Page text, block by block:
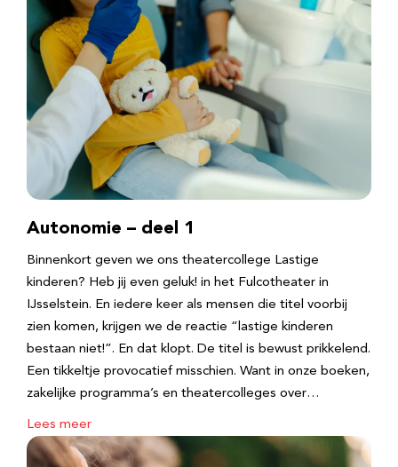
Autonomie – deel 1
Binnenkort geven we ons theatercollege Lastige
kinderen? Heb jij even geluk! in het Fulcotheater in
IJsselstein. En iedere keer als mensen die titel voorbij
zien komen, krijgen we de reactie “lastige kinderen
bestaan niet!”. En dat klopt. De titel is bewust prikkelend.
Een tikkeltje provocatief misschien. Want in onze boeken,
zakelijke programma’s en theatercolleges over…
Lees meer